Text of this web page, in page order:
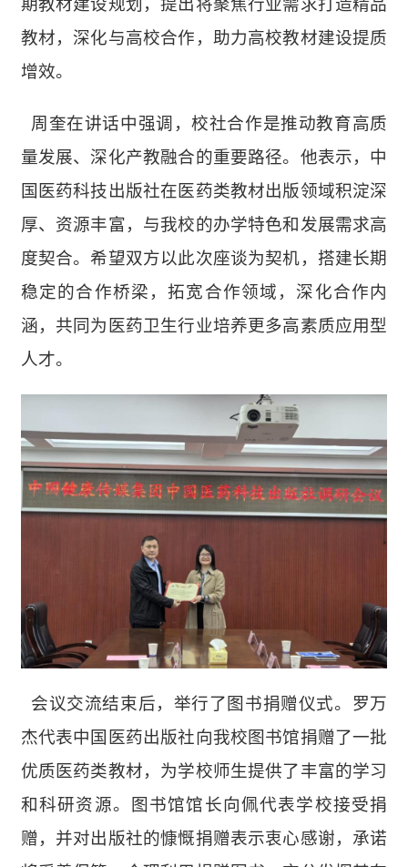
教材，深化与高校合作，助力高校教材建设提质
增效。
周奎在讲话中强调，校社合作是推动教育高质
量发展、深化产教融合的重要路径。他表示，中
国医药科技出版社在医药类教材出版领域积淀深
厚、资源丰富，与我校的办学特色和发展需求高
度契合。希望双方以此次座谈为契机，搭建长期
稳定的合作桥梁，拓宽合作领域 ， 深化合作内
涵，共同为医药卫生行业培养更多高素质应用型
人才。
会议交流结束后，举行了图书捐赠仪式。罗万
杰代表中国医药出版社向我校图书馆捐赠了一批
优质医药类教材，为学校师生提供了丰富的学习
和科研资源。图书馆馆长向佩代表学校接受捐
赠，并对出版社的慷慨捐赠表示衷心感谢，承诺